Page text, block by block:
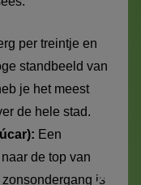
per treintje en
standbeeld van
je het meest
de hele stad.
Een
de top van
is